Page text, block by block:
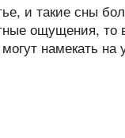
и такие сны
ощущения, то
намекать